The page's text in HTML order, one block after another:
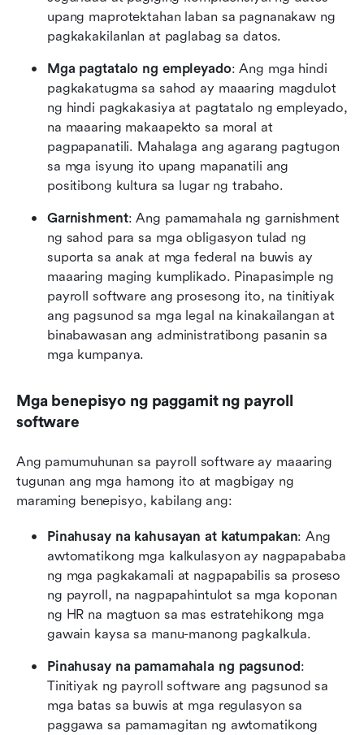
upang maprotektahan laban sa pagnanakaw ng
pagkakakilanlan at paglabag sa datos.
Mga pagtatalo ng empleyado: Ang mga hindi
pagkakatugma sa sahod ay maaaring magdulot
ng hindi pagkakasiya at pagtatalo ng empleyado,
na maaaring makaapekto sa moral at
pagpapanatili. Mahalaga ang agarang pagtugon
sa mga isyung ito upang mapanatili ang
positibong kultura sa lugar ng trabaho.
Garnishment: Ang pamamahala ng garnishment
ng sahod para sa mga obligasyon tulad ng
suporta sa anak at mga federal na buwis ay
maaaring maging kumplikado. Pinapasimple ng
payroll software ang prosesong ito, na tinitiyak
ang pagsunod sa mga legal na kinakailangan at
binabawasan ang administratibong pasanin sa
mga kumpanya.
Mga benepisyo ng paggamit ng payroll
software
Ang pamumuhunan sa payroll software ay maaaring
tugunan ang mga hamong ito at magbigay ng
maraming benepisyo, kabilang ang:
Pinahusay na kahusayan at katumpakan: Ang
awtomatikong mga kalkulasyon ay nagpapababa
ng mga pagkakamali at nagpapabilis sa proseso
ng payroll, na nagpapahintulot sa mga koponan
ng HR na magtuon sa mas estratehikong mga
gawain kaysa sa manu-manong pagkalkula.
Pinahusay na pamamahala ng pagsunod:
Tinitiyak ng payroll software ang pagsunod sa
mga batas sa buwis at mga regulasyon sa
paggawa sa pamamagitan ng awtomatikong